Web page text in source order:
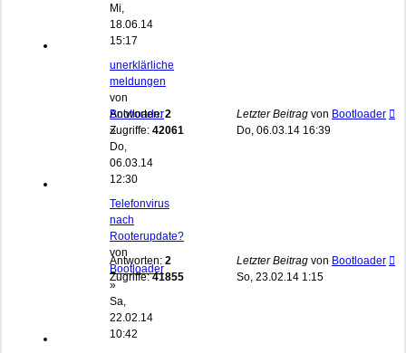
Mi,
18.06.14
15:17
unerklärliche
meldungen
von
Bootloader
»
Do,
06.03.14
12:30
Antworten:2
Zugriffe: 42061
Letzter Beitrag von Bootloader
Do, 06.03.14 16:39
Telefonvirus
nach
Rooterupdate?
von
Bootloader
»
Sa,
22.02.14
10:42
Antworten: 2
Zugriffe:41855
Letzter Beitrag von Bootloader
So, 23.02.14 1:15